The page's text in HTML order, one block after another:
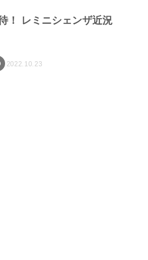
！ レミニシェンザ近況
2022.10.23